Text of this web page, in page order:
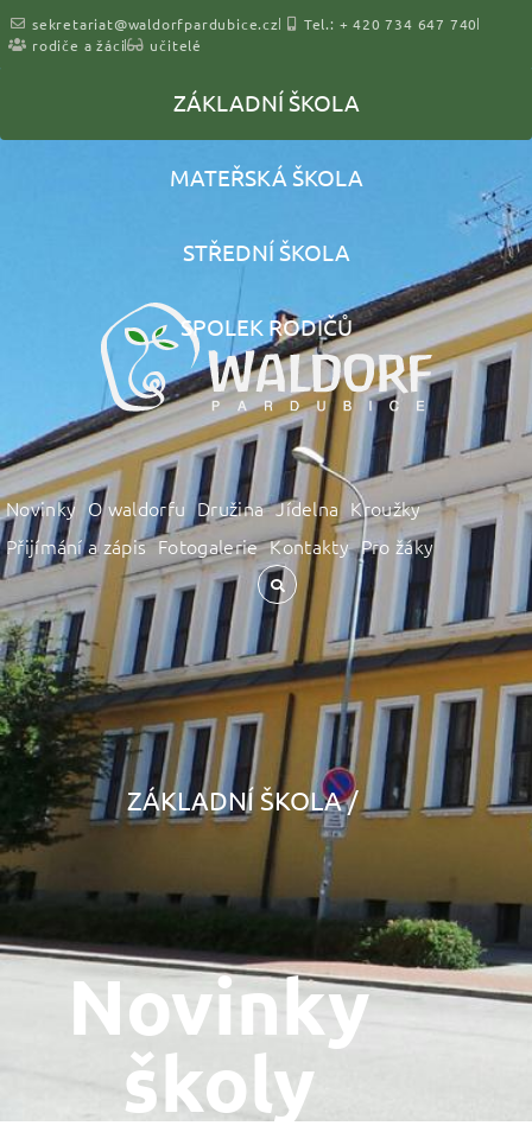
sekretariat@waldorfpardubice.cz
Tel.: + 420 734 647 740
rodiče a žáci
učitelé
ZÁKLADNÍ ŠKOLA
MATEŘSKÁ ŠKOLA
STŘEDNÍ ŠKOLA
SPOLEK RODIČŮ
Novinky O waldorfu Družina Jídelna Kroužky
Přijímání a zápis Fotogalerie Kontakty Pro žáky
ZÁKLADNÍ ŠKOLA /
Novinky
školy